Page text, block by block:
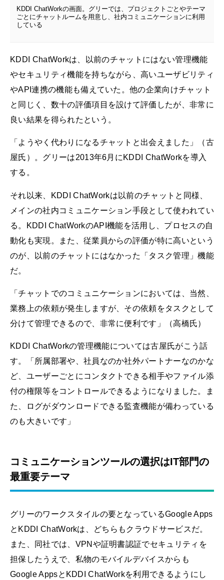
KDDI ChatWorkの画面。グリーでは、プロジェクトごとやテーマ
ごとにチャットルームを用意し、社内コミュニケーションに利用
している
KDDI ChatWorkは、以前のチャットにはない管理機能
やセキュリティ機能を持ちながら、高いユーザビリティ
やAPI連携の機能も備えていた。他の企業向けチャット
と同じく、数十の評価項目を設けて評価したが、非常に
良い結果を得られたという。
「ようやく代わりになるチャットと出会えました」（古
屋氏）。グリーは2013年6月にKDDI ChatWorkを導入
する。
それ以来、KDDI ChatWorkは以前のチャットと同様、
メインの社内コミュニケーション手段として使われてい
る。KDDI ChatWorkのAPI機能を活用し、プロセスの自
動化も実現。また、従業員からの評価が特に高いという
のが、以前のチャットにはなかった「タスク管理」機能
だ。
「チャットでのコミュニケーションにおいては、当然、
業務上の依頼が発生しますが、その依頼をタスクとして
分けて管理できるので、非常に便利です」（高橋氏）
KDDI ChatWorkの管理機能については古屋氏がこう話
す。「所属部署や、社員なのか社外パートナーなのかな
ど、ユーザーごとにコンタクトできる相手やファイル添
付の権限等をコントロールできるようになりました。ま
た、ログがダウンロードできる監査機能が備わっている
のも大きいです」
コミュニケーションツールの選択はIT部門の
最重要テーマ
グリーのワークスタイルの要となっているGoogle Apps
とKDDI ChatWorkは、どちらもクラウドサービスだ。
また、同社では、VPNや証明書認証でセキュリティを
担保したうえで、私物のモバイルデバイスからも
Google AppsとKDDI ChatWorkを利用できるようにし